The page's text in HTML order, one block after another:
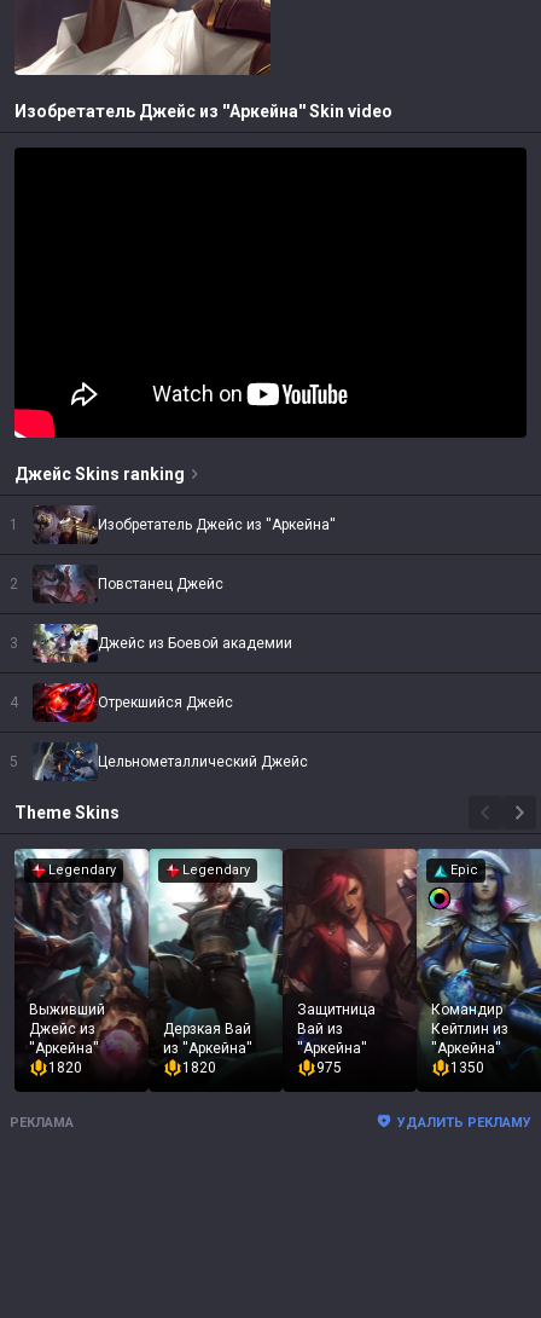
Изобретатель Джейс из ''Аркейна''Skin video
ДжейсSkins ranking
1 Изобретатель Джейс из ''Аркейна''
2 Повстанец Джейс
3 Джейс из Боевой академии
4 Отрекшийся Джейс
5 Цельнометаллический Джейс
ThemeSkins
Legendary
Выживший
Джейс из
''Аркейна''
1820
Legendary
Дерзкая Вай
из ''Аркейна''
1820
Защитница
Вай из
''Аркейна''
975
Epic
Командир
Кейтлин из
''Аркейна''
1350
РЕКЛАМА УДАЛИТЬ РЕКЛАМУ